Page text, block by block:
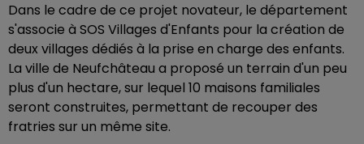
Dans le cadre de ce projet novateur, le département
s'associe à SOS Villages d'Enfants pour la création de
deux villages dédiés à la prise en charge des enfants.
La ville de Neufchâteau a proposé un terrain d'un peu
plus d'un hectare, sur lequel 10 maisons familiales
seront construites, permettant de recouper des
fratries sur un même site.